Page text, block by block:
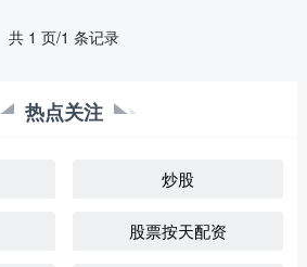
共 1 页/1 条记录
热点关注
炒股
股票按天配资